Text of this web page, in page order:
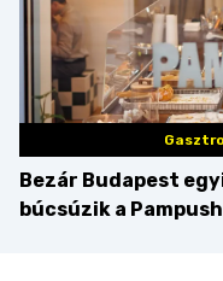
Gasztro
Bezár Budapest
búcsúzik a